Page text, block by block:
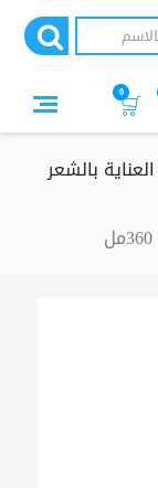
0
العناية بالشعر